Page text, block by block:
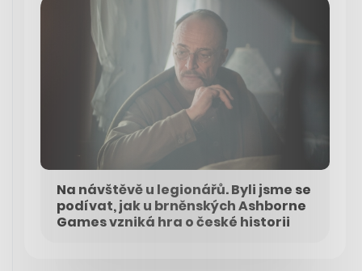
Na návštěvě u legionářů. Byli jsme se
podívat, jak u brněnských Ashborne
Games vzniká hra o české historii